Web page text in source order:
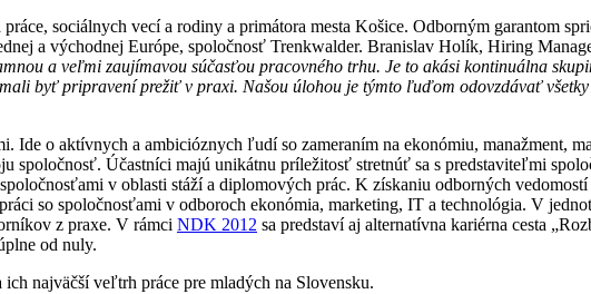
sociálnych vecí a rodiny a primátora mesta Košice. Odborným garantom
a východnej Európe, spoločnosť Trenkwalder. Branislav Holík, Hiring
a veľmi zaujímavou súčasťou pracovného trhu. Je to akási kontinuálna
byť pripravení prežiť v praxi. Našou úlohou je týmto ľuďom odovzdávať
Ide o aktívnych a ambicióznych ľudí so zameraním na ekonómiu, manažment,
Účastníci majú unikátnu príležitosť stretnúť sa s predstaviteľmi
v oblasti stáží a diplomových prác. K získaniu odborných
so spoločnosťami v odboroch ekonómia, marketing, IT a technológia. V
z praxe. V rámci NDK 2012 sa predstaví aj alternatívna kariérna cesta
od nuly.
najväčší veľtrh práce pre mladých na Slovensku.